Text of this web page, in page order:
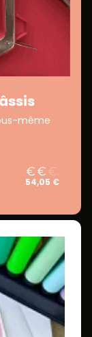
même
54,05 €